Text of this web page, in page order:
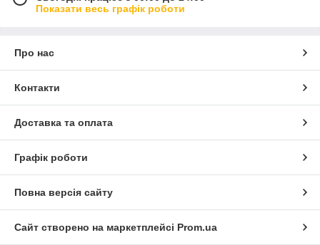
Показати весь графік роботи
Про нас
Контакти
Доставка та оплата
Графік роботи
Повна версія сайту
Сайт створено на маркетплейсі Prom.ua